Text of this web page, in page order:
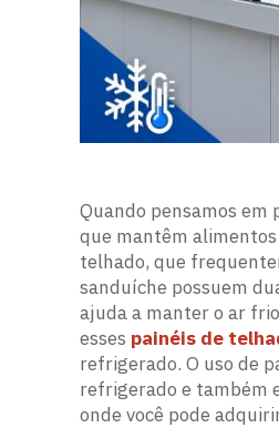
Quando pensamos
que mantêm
telhado, que
sanduíche possuem
ajuda a manter o ar
esses painéis de
refrigerado. O uso de
refrigerado e também
onde você pode